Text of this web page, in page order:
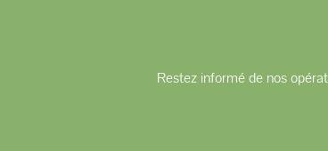
Restez informé de nos